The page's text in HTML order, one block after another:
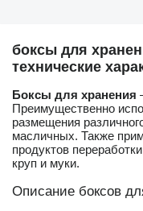
боксы для
технические
Боксы для хранения
Преимущественно
размещения
масличных. Также
продуктов
круп и муки.
Описание боксов